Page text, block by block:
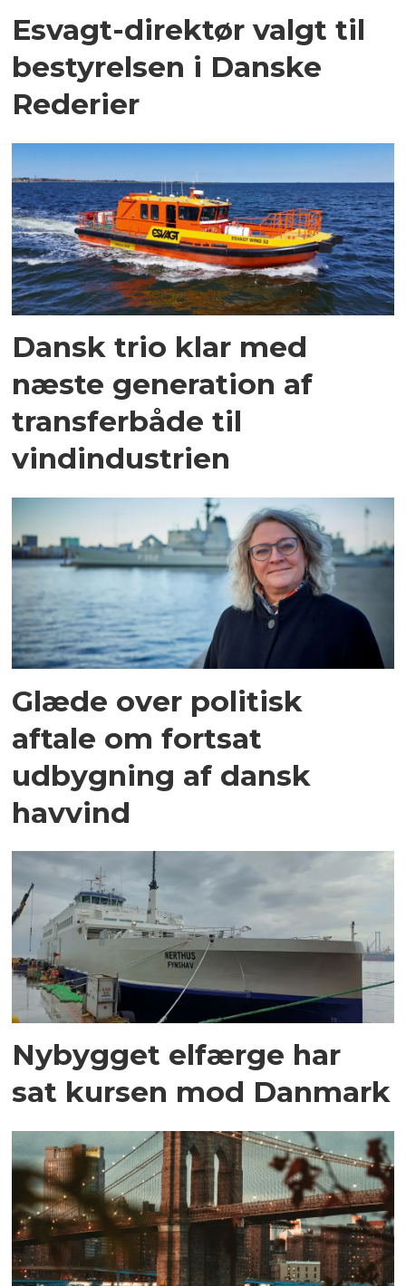
Esvagt-direktør valgt til
bestyrelsen i Danske
Rederier
Dansk trio klar med
næste generation af
transferbåde til
vindindustrien
Glæde over politisk
aftale om fortsat
udbygning af dansk
havvind
Nybygget elfærge har
sat kursen mod Danmark